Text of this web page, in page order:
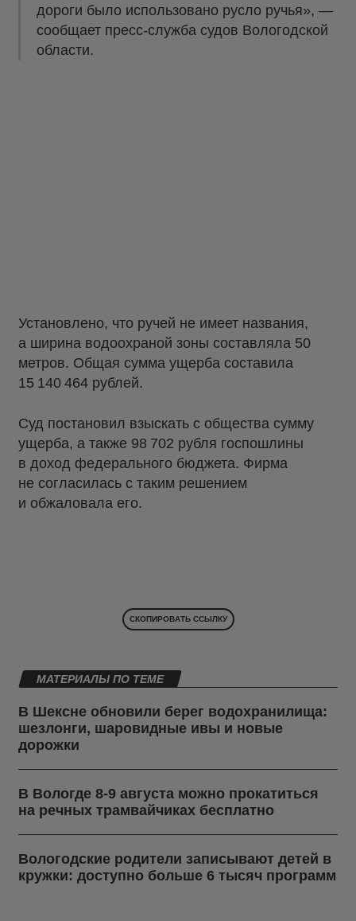
дороги было использовано русло ручья», —
сообщает пресс-служба судов Вологодской
области.
Установлено, что ручей не имеет названия,
а ширина водоохраной зоны составляла 50
метров. Общая сумма ущерба составила
15 140 464 рублей.
Суд постановил взыскать с общества сумму
ущерба, а также 98 702 рубля госпошлины
в доход федерального бюджета. Фирма
не согласилась с таким решением
и обжаловала его.
СКОПИРОВАТЬ ССЫЛКУ
МАТЕРИАЛЫ ПО ТЕМЕ
В Шексне обновили берег водохранилища:
шезлонги, шаровидные ивы и новые
дорожки
В Вологде 8-9 августа можно прокатиться
на речных трамвайчиках бесплатно
Вологодские родители записывают детей в
кружки: доступно больше 6 тысяч программ